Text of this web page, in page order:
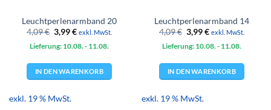
Leuchtperlenarmband 20
4,09€ Ursprünglicher
Preis
war:
3,99€Aktueller
ist:
exkl. MwSt.
Lieferung: 10.08. - 11.08.
IN DEN WARENKORB
exkl. 19 % MwSt.
Leuchtperlenarmband 14
4,09€ Ursprünglicher
Preis
war:
3,99€Aktueller
ist:
exkl. MwSt.
Lieferung: 10.08. - 11.08.
IN DEN WARENKORB
exkl. 19 % MwSt.